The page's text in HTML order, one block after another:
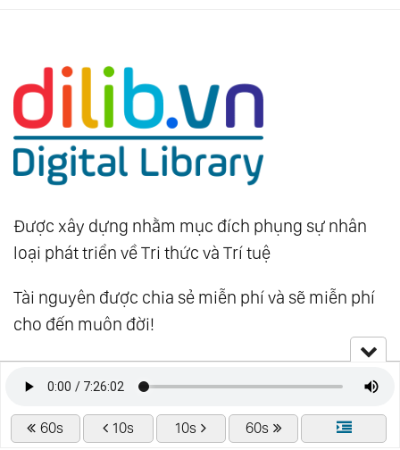
60s 10s 10s 60s
Được xây dựng nhằm mục đích phụng sự nhân
loại phát triển về Tri thức và Trí tuệ
Tài nguyên được chia sẻ miễn phí và sẽ miễn phí
cho đến muôn đời!
Website:dilib.vn
Liên hệ: khoahoctamlinh.vn@gmail.com